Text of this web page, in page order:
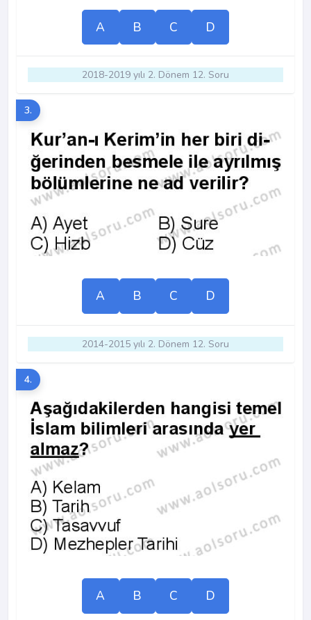
A B C D
2018-2019 yılı 2. Dönem 12. Soru
3.
A B C D
2014-2015 yılı 2. Dönem 12. Soru
4.
A B C D